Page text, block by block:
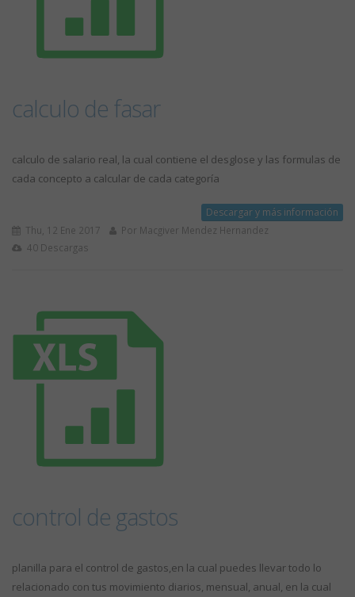
calculo de fasar
calculo de salario real, la cual contiene el desglose y las formulas de
cada concepto a calcular de cada categoría
Descargar y más información
Thu, 12 Ene 2017
Por Macgiver Mendez Hernandez
40 Descargas
control de gastos
planilla para el control de gastos,en la cual puedes llevar todo lo
relacionado con tus movimiento diarios, mensual, anual, en la cual